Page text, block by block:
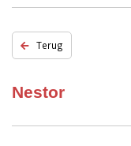
Terug
Nestor